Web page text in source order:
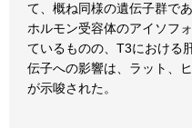
て、概ね同様の遺伝子群で
ホルモン受容体のアイソフ
ているものの、T3における
伝子への影響は、ラット、
が示唆された。